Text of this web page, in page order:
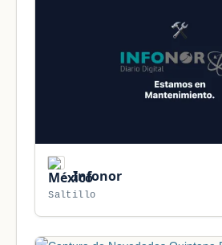
Infonor
Saltillo